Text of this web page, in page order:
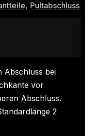
, Pultabschluss
Abschluss bei
vor
Abschluss.
2